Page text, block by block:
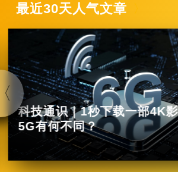
最近30天人气文章
科技通识｜1秒下载一部4K
5G有何不同？